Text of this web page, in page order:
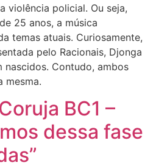
violência policial. Ou seja,
25 anos, a música
temas atuais. Curiosamente,
pelo Racionais, Djonga
nascidos. Contudo, ambos
mesma.
BC1 –
dessa fase